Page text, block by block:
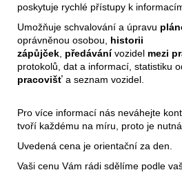
poskytuje rychlé přístupy k
Umožňuje schvalování a úpravu
oprávněnou osobou,
historii
zápůjček předávání vozidel mezi
protokolů, dat a informací, statistiku
pracovišť a seznam vozidel.
Pro více informací nás neváhejte
tvoří každému na míru, proto je
Uvedená cena je orientační za den.
Vaši cenu Vám rádi sdělíme podle